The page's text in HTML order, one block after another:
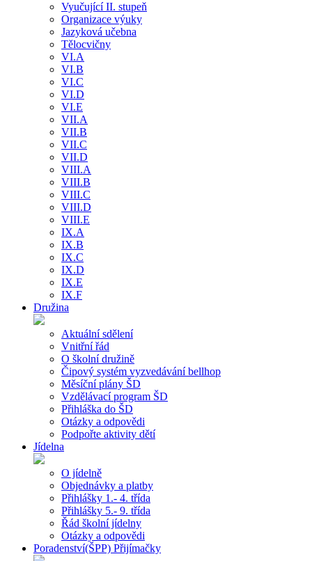
Vyučující II. stupeň
Organizace výuky
Jazyková učebna
Tělocvičny
VI.A
VI.B
VI.C
VI.D
VI.E
VII.A
VII.B
VII.C
VII.D
VIII.A
VIII.B
VIII.C
VIII.D
VIII.E
IX.A
IX.B
IX.C
IX.D
IX.E
IX.F
Družina
Aktuální sdělení
Vnitřní řád
O školní družině
Čipový systém vyzvedávání bellhop
Měsíční plány ŠD
Vzdělávací program ŠD
Přihláška do ŠD
Otázky a odpovědi
Podpořte aktivity dětí
Jídelna
O jídelně
Objednávky a platby
Přihlášky 1.- 4. třída
Přihlášky 5.- 9. třída
Řád školní jídelny
Otázky a odpovědi
Poradenství(ŠPP) Přijímačky